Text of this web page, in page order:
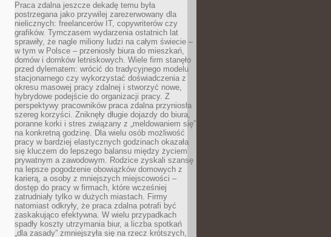
Praca zdalna jeszcze dekadę temu była
postrzegana jako przywilej zarezerwowany dla
nielicznych: freelancerów IT, copywriterów czy
grafików. Tymczasem wydarzenia ostatnich lat
sprawiły, że nagle miliony ludzi na całym świecie –
w tym w Polsce – przeniosły biura do mieszkań,
domów i domków letniskowych. Wiele firm stanęło
przed dylematem: wrócić do tradycyjnego modelu
stacjonarnego czy wykorzystać doświadczenia z
okresu masowej pracy zdalnej i stworzyć nowe,
hybrydowe podejście do organizacji pracy. Z
perspektywy pracowników praca zdalna przyniosła
szereg korzyści. Zniknęły długie dojazdy do biura,
poranne korki i stres związany z „meldowaniem się”
na konkretną godzinę. Dla wielu osób możliwość
pracy w bardziej elastycznych godzinach okazała
się kluczem do lepszego balansu między życiem
prywatnym a zawodowym. Rodzice zyskali szansę
na lepsze pogodzenie obowiązków domowych z
karierą, a osoby z mniejszych miejscowości –
dostęp do pracy w firmach, które wcześniej
zatrudniały tylko w dużych miastach. Firmy
natomiast odkryły, że praca zdalna potrafi być
zaskakująco efektywna. W wielu przypadkach
spadły koszty utrzymania biur, a liczba spotkań
„dla zasady” zmniejszyła się na rzecz krótszych,